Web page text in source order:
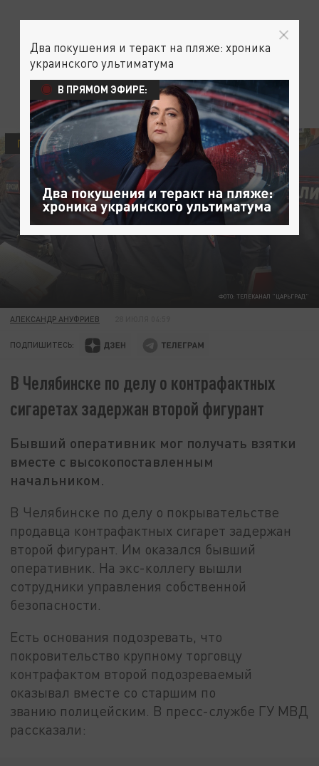
ФОТО: ТЕЛЕКАНАЛ "ЦАРЬГРАД"
ПРОИСШЕСТВИЯ
АЛЕКСАНДР АНУФРИЕВ
ПОДПИШИТЕСЬ:
В Челябинске по делу о контрафактных
сигаретах задержан второй фигурант
Бывший оперативник мог получать взятки
вместе с высокопоставленным
начальником.
В Челябинске по делу о покрывательстве
продавца контрафактных сигарет задержан
второй фигурант. Им оказался бывший
оперативник. На экс-коллегу вышли
сотрудники управления собственной
безопасности.
Есть основания подозревать, что
покровительство крупному торговцу
контрафактом второй подозреваемый
оказывал вместе со старшим по
званию полицейским. В пресс-службе ГУ МВД
рассказали:
Два покушения и теракт на пляже: хроника
украинского ультиматума
В ПРЯМОМ ЭФИРЕ: